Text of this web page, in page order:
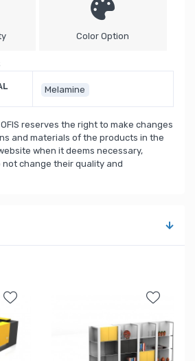
Color Option
Melamine
OFIS reserves the right to make changes
and materials of the products in the
when it deems necessary,
change their quality and